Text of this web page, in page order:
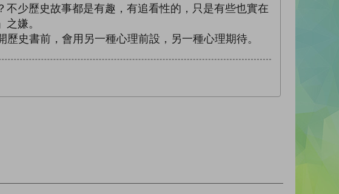
少歷史故事都是有趣，有追看性的，只是有些也實在
嫌。
史書前，會用另一種心理前設，另一種心理期待。